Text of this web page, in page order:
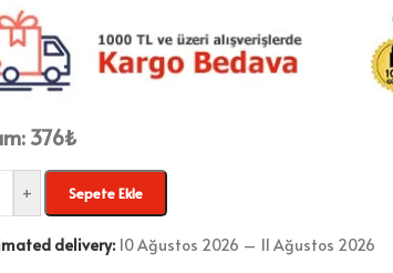
376₺
+ Sepete Ekle
delivery: 10 Ağustos 2026 – 11 Ağustos 2026